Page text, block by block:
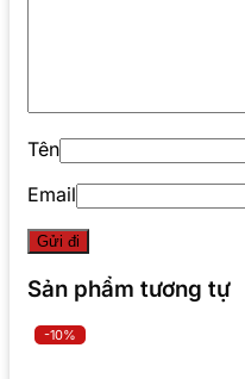
Tên
Email
Sản phẩm tương tự
-10%